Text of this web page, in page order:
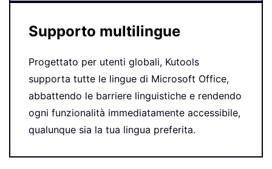
Supporto multilingue
Progettato per utenti globali, Kutools
supporta tutte le lingue di Microsoft Office,
abbattendo le barriere linguistiche e rendendo
ogni funzionalità immediatamente accessibile,
qualunque sia la tua lingua preferita.